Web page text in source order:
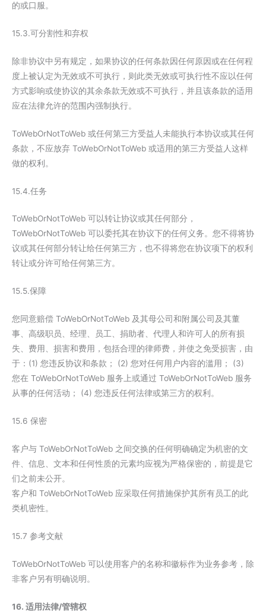
的或口服。
15.3.可分割性和弃权
除非协议中另有规定，如果协议的任何条款因任何原因或在任何程
度上被认定为无效或不可执行，则此类无效或可执行性不应以任何
方式影响或使协议的其余条款无效或不可执行，并且该条款的适用
应在法律允许的范围内强制执行。
ToWebOrNotToWeb 或任何第三方受益人未能执行本协议或其任何
条款，不应放弃 ToWebOrNotToWeb 或适用的第三方受益人这样
做的权利。
15.4.任务
ToWebOrNotToWeb 可以转让协议或其任何部分，
ToWebOrNotToWeb 可以委托其在协议下的任何义务。您不得将协
议或其任何部分转让给任何第三方，也不得将您在协议项下的权利
转让或分许可给任何第三方。
15.5.保障
您同意赔偿 ToWebOrNotToWeb 及其母公司和附属公司及其董
事、高级职员、经理、员工、捐助者、代理人和许可人的所有损
失、费用、损害和费用，包括合理的律师费，并使之免受损害，由
于：(1) 您违反协议和条款； (2) 您对任何用户内容的滥用； (3)
您在 ToWebOrNotToWeb 服务上或通过 ToWebOrNotToWeb 服务
从事的任何活动； (4) 您违反任何法律或第三方的权利。
15.6 保密
客户与 ToWebOrNotToWeb 之间交换的任何明确确定为机密的文
件、信息、文本和任何性质的元素均应视为严格保密的，前提是它
们之前未公开。
客户和 ToWebOrNotToWeb 应采取任何措施保护其所有员工的此
类机密性。
15.7 参考文献
ToWebOrNotToWeb 可以使用客户的名称和徽标作为业务参考，除
非客户另有明确说明。
16. 适用法律/管辖权